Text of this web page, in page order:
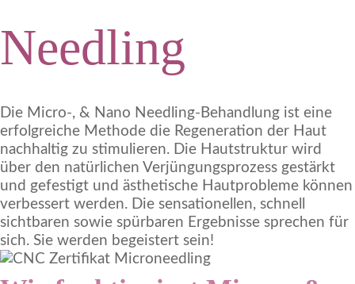
Needling
Die Micro-, & Nano Needling-Behandlung ist eine
erfolgreiche Methode die Regeneration der Haut
nachhaltig zu stimulieren. Die Hautstruktur wird
über den natürlichen Verjüngungsprozess gestärkt
und gefestigt und ästhetische Hautprobleme können
verbessert werden. Die sensationellen, schnell
sichtbaren sowie spürbaren Ergebnisse sprechen für
sich. Sie werden begeistert sein!